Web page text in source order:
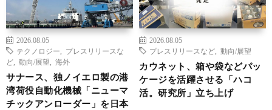
2026.08.05
テクノロジー
プレスリリースな
ど
動向/展望 海外
サナース、独ノイエロ製の港
湾荷役自動化機械「ニューマ
チックアンローダー」を日本
2026.08.05
プレスリリースなど
動向/展望
カウネット、箱や袋などパッ
ケージを活躍させる「ハコ
活。研究所」立ち上げ